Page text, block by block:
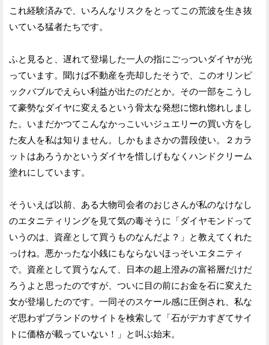
これ経験済みで、いろんなリスクをとってこの荒波を生き抜
いている猛者たちです。
ふと見ると、遅れて登場した一人の指にごっついダイヤが光
っています。聞けば不動産を売却したそうで、このオリンピ
ックバブルでえらい利益が出たのだとか。その一部をこうし
て豪勢なダイヤに変えるという骨太な発想に惚れ惚れしまし
た。いまだかつてこんなかっこいいジュエリーの買い方をし
た友人を私は知りません。しかもまさかの普段使い。２カラ
ットはあろうかというダイヤを惜しげもなくハンドクリーム
塗れにしています。
そういえば以前、ある大物司会者のおじさんが私のなけなし
のエタニティリングを見て気の毒そうに「ダイヤモンドって
いうのは、資産として買うものなんだよ？」と教えてくれた
っけね。悪かったな小銭にもならないほっそいエタニティ
で。資産として買うなんて、日本の超上澄みの富裕層だけだ
ろうよと思ったのですが、ついに目の前にお金を石に変えた
女が登場したのです。一同そのスケール感に圧倒され、私な
ぞ思わずブランドのサイトを検索して「石がデカすぎてサイ
トに価格が載っていない！」と叫ぶ始末。